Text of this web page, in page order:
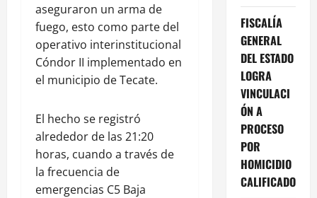
aseguraron un arma de
fuego, esto como parte del
operativo interinstitucional
Cóndor II implementado en
el municipio de Tecate.
El hecho se registró
alrededor de las 21:20
horas, cuando a través de
la frecuencia de
emergencias C5 Baja
FISCALÍA
GENERAL
DEL ESTADO
LOGRA
VINCULACI
ÓN A
PROCESO
POR
HOMICIDIO
CALIFICADO